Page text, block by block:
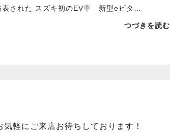
された スズキ初のEV車 新型eビタ…
つづきを読む
軽にご来店お待ちしております！